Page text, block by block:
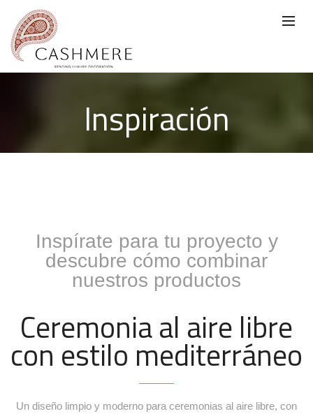
Inspiración
Inspírate para tu proyecto y
descubre cómo combinar
nuestros productos
Ceremonia al aire libre
con estilo mediterráneo
Un diseño limpio y moderno para ceremonias al aire libre, con